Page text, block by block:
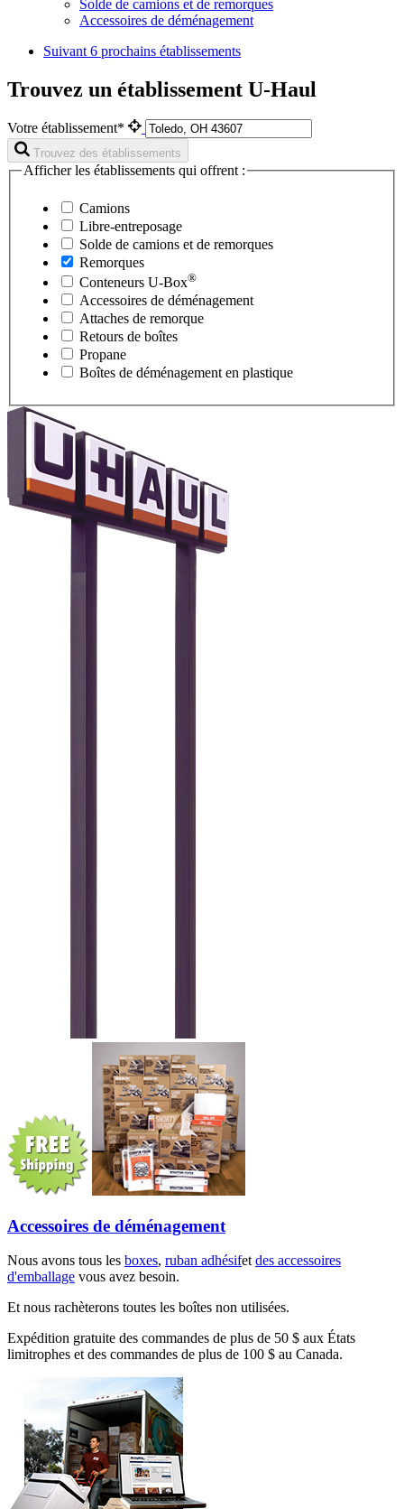
Solde de camions et de remorques
Accessoires de déménagement
Suivant 6 prochains établissements
Trouvez un établissement U-Haul
Votre établissement*
Trouvez des établissements
Afficher les établissements qui offrent :
Camions
Libre-entreposage
Solde de camions et de remorques
Remorques
Conteneurs U-Box®
Accessoires de déménagement
Attaches de remorque
Retours de boîtes
Propane
Boîtes de déménagement en plastique
Accessoires de déménagement
Nous avons tous les boxes, ruban adhésifetdes accessoires
d'emballage vous avez besoin.
Et nous rachèterons toutes les boîtes non utilisées.
Expédition gratuite des commandes de plus de 50 $ aux États
limitrophes et des commandes de plus de 100 $ au Canada.